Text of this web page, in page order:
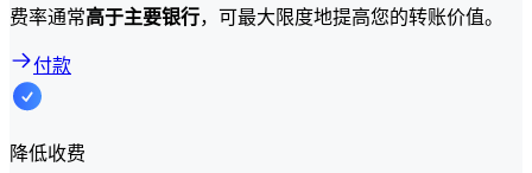
费率通常高于主要银行，可最大限度地提高您的转账价值。
付款
降低收费